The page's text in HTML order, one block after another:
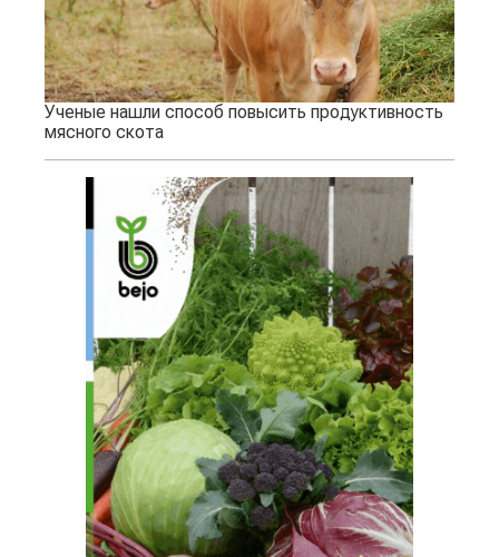
Ученые нашли способ повысить продуктивность
мясного скота